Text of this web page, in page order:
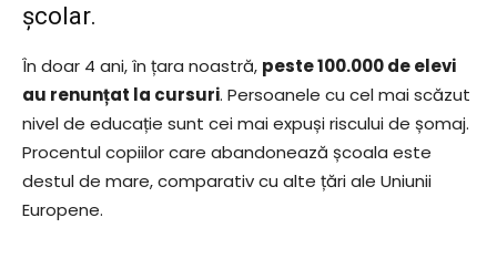
școlar.
În doar 4 ani, în țara noastră, peste 100.000 de elevi
au renunțat la cursuri. Persoanele cu cel mai scăzut
nivel de educație sunt cei mai expuși riscului de șomaj.
Procentul copiilor care abandonează școala este
destul de mare, comparativ cu alte țări ale Uniunii
Europene.